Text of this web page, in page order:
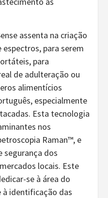
assenta na criação
para serem
para
de adulteração ou
alimentícios
especialmente
Esta tecnologia
nos
Raman™, e
segurança dos
locais. Este
se à área do
à identificação das